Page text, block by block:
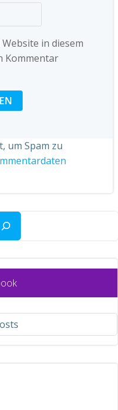
in diesem
Kommentar
um Spam zu